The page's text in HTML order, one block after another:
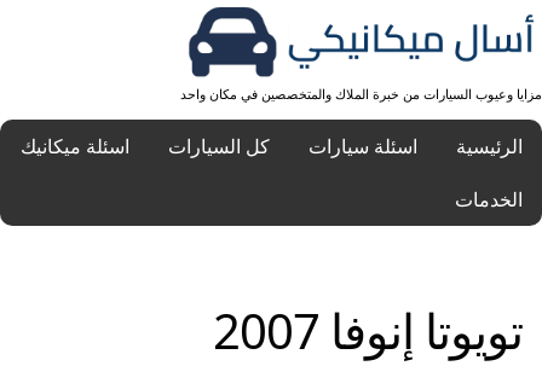
مزايا وعيوب السيارات من خبرة الملاك والمتخصصين في مكان واحد
الرئيسية اسئلة سيارات كل السيارات
اسئلة ميكانيك
الخدمات
تويوتا إنوفا 2007